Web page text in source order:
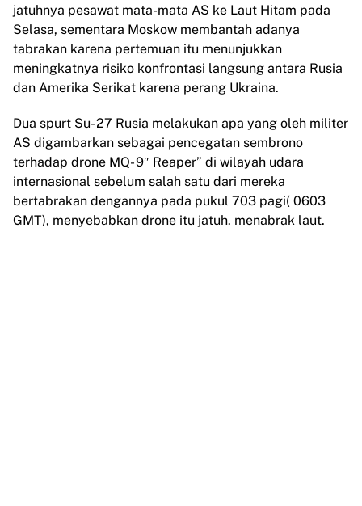
jatuhnya pesawat mata-mata AS ke Laut Hitam pada
Selasa, sementara Moskow membantah adanya
tabrakan karena pertemuan itu menunjukkan
meningkatnya risiko konfrontasi langsung antara Rusia
dan Amerika Serikat karena perang Ukraina.
Dua spurt Su- 27 Rusia melakukan apa yang oleh militer
AS digambarkan sebagai pencegatan sembrono
terhadap drone MQ- 9″ Reaper” di wilayah udara
internasional sebelum salah satu dari mereka
bertabrakan dengannya pada pukul 703 pagi( 0603
GMT), menyebabkan drone itu jatuh. menabrak laut.